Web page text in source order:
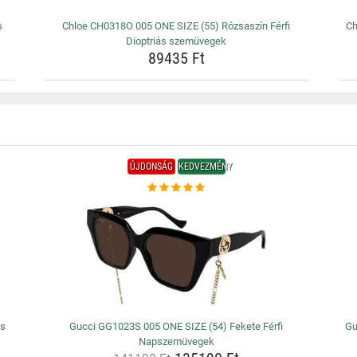
Chloe CH0318O 005 ONE SIZE (55) Rózsaszín Férfi
Dioptriás szemüvegek
89435 Ft
ÚJDONSÁG KEDVEZMÉNY
Gucci GG1023S 005 ONE SIZE (54) Fekete Férfi
Napszemüvegek